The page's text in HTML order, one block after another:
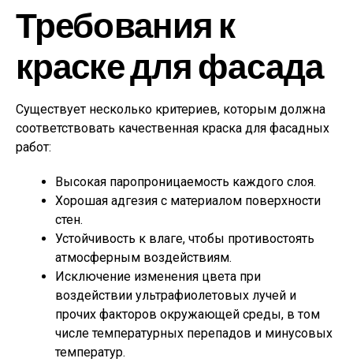
Требования к
краске для фасада
Существует несколько критериев, которым должна
соответствовать качественная краска для фасадных
работ:
Высокая паропроницаемость каждого слоя.
Хорошая адгезия с материалом поверхности
стен.
Устойчивость к влаге, чтобы противостоять
атмосферным воздействиям.
Исключение изменения цвета при
воздействии ультрафиолетовых лучей и
прочих факторов окружающей среды, в том
числе температурных перепадов и минусовых
температур.